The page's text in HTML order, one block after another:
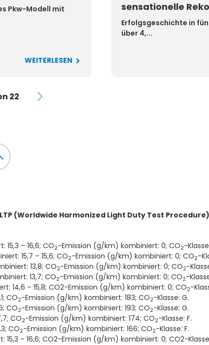
Pkw-Modell mit
WEITERLESEN
sensationelle
Erfolgsgeschichte in
über 4,...
22
(Worldwide Harmonized Light Duty Test Procedure)
– 16,6; CO2-Emission (g/km) kombiniert: 0; CO2-
15,7 – 15,6; CO2-Emission (g/km) kombiniert: 0; CO2-
13,8; CO2-Emission (g/km) kombiniert: 0; CO2-
13,7; CO2-Emission (g/km) kombiniert: 0; CO2-
14,6 – 15,8; CO2-Emission (g/km) kombiniert: 0; CO2-
CO2-Emission (g/km) kombiniert: 183; CO2-Klasse: G.
CO2-Emission (g/km) kombiniert: 193; CO2-Klasse: G.
CO2-Emission (g/km) kombiniert: 174; CO2-Klasse: F.
CO2-Emission (g/km) kombiniert: 166; CO2-Klasse: F.
– 16,6; CO2-Emission (g/km) kombiniert: 0; CO2-